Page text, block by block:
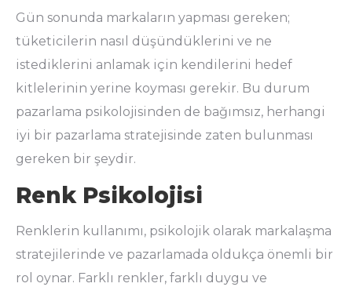
Gün sonunda markaların yapması gereken;
tüketicilerin nasıl düşündüklerini ve ne
istediklerini anlamak için kendilerini hedef
kitlelerinin yerine koyması gerekir. Bu durum
pazarlama psikolojisinden de bağımsız, herhangi
iyi bir pazarlama stratejisinde zaten bulunması
gereken bir şeydir.
Renk Psikolojisi
Renklerin kullanımı, psikolojik olarak markalaşma
stratejilerinde ve pazarlamada oldukça önemli bir
rol oynar. Farklı renkler, farklı duygu ve